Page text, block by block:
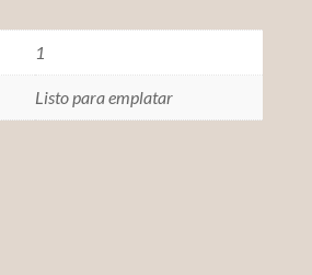
1
Listo para emplatar